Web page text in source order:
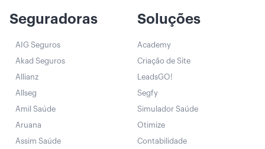
Seguradoras
AIG Seguros
Akad Seguros
Allianz
Allseg
Amil Saúde
Aruana
Assim Saúde
Soluções
Academy
Criação de Site
LeadsGO!
Segfy
Simulador Saúde
Otimize
Contabilidade